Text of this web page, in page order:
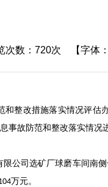
数： 720次 【字体：
整改措施落实情况评估
事故防范和整改落实情况
公司选矿厂球磨车间南
万元。